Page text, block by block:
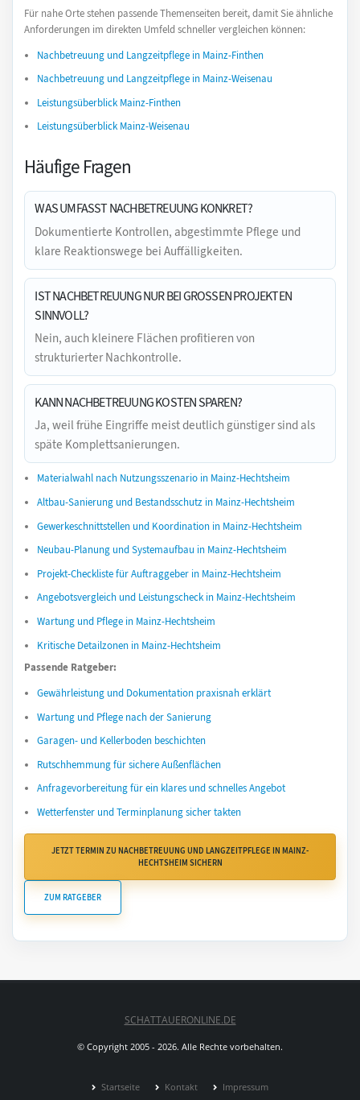
Für nahe Orte stehen passende Themenseiten bereit, damit Sie ähnliche
Anforderungen im direkten Umfeld schneller vergleichen können:
Nachbetreuung und Langzeitpflege in Mainz-Finthen
Nachbetreuung und Langzeitpflege in Mainz-Weisenau
Leistungsüberblick Mainz-Finthen
Leistungsüberblick Mainz-Weisenau
Häufige Fragen
WAS UMFASST NACHBETREUUNG KONKRET?
Dokumentierte Kontrollen, abgestimmte Pflege und
klare Reaktionswege bei Auffälligkeiten.
IST NACHBETREUUNG NUR BEI GROSSEN PROJEKTEN S
INNVOLL?
Nein, auch kleinere Flächen profitieren von
strukturierter Nachkontrolle.
KANN NACHBETREUUNG KOSTEN SPAREN?
Ja, weil frühe Eingriffe meist deutlich günstiger sind als
späte Komplettsanierungen.
Materialwahl nach Nutzungsszenario in Mainz-Hechtsheim
Altbau-Sanierung und Bestandsschutz in Mainz-Hechtsheim
Gewerkeschnittstellen und Koordination in Mainz-Hechtsheim
Neubau-Planung und Systemaufbau in Mainz-Hechtsheim
Projekt-Checkliste für Auftraggeber in Mainz-Hechtsheim
Angebotsvergleich und Leistungscheck in Mainz-Hechtsheim
Wartung und Pflege in Mainz-Hechtsheim
Kritische Detailzonen in Mainz-Hechtsheim
Passende Ratgeber:
Gewährleistung und Dokumentation praxisnah erklärt
Wartung und Pflege nach der Sanierung
Garagen- und Kellerboden beschichten
Rutschhemmung für sichere Außenflächen
Anfragevorbereitung für ein klares und schnelles Angebot
Wetterfenster und Terminplanung sicher takten
JETZT TERMIN ZU NACHBETREUUNG UND LANGZEITPFLEGE IN MAINZ-
HECHTSHEIM SICHERN
ZUM RATGEBER
SCHATTAUERONLINE.DE
© Copyright 2005 - 2026. Alle Rechte vorbehalten.
Startseite Kontakt Impressum